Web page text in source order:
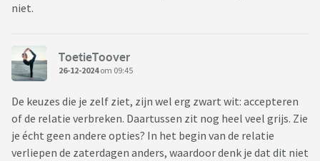
niet.
ToetieToover
26-12-2024om 09:45
De keuzes die je zelf ziet, zijn wel erg zwart wit: accepteren
of de relatie verbreken. Daartussen zit nog heel veel grijs. Zie
je écht geen andere opties? In het begin van de relatie
verliepen de zaterdagen anders, waardoor denk je dat dit niet